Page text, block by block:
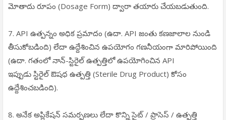
మోతాదు రూపం (Dosage Form) ద్వారా తయారు చేయబడుతుంది.
7. API ఉత్పన్నం అధిక ప్రమాదం (ఉదా. API జంతు కణజాలాల నుండి
తీసుకోబడింది) లేదా ఉద్దేశించిన ఉపయోగం గణనీయంగా మారిపోయింది
(ఉదా. గతంలో నాన్-స్టిరైల్ ఉత్పత్తిలో ఉపయోగించిన API
ఇప్పుడు స్టిరైల్ ఔషధ ఉత్పత్తి (Sterile Drug Product) కోసం
ఉద్దేశించబడింది).
8. అనేక అప్లికేషన్ సమర్పణలు లేదా కొన్ని సైట్ / ప్రాసెస్ / ఉత్పత్తి